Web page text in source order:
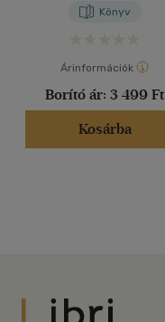
Könyv
Árinformációk
Borító ár: 3 499 Ft
Kosárba
Libri